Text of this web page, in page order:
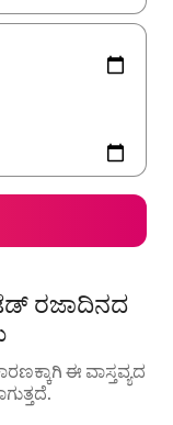
ರಜಾದಿನದ
ಈ ವಾಸ್ತವ್ಯದ